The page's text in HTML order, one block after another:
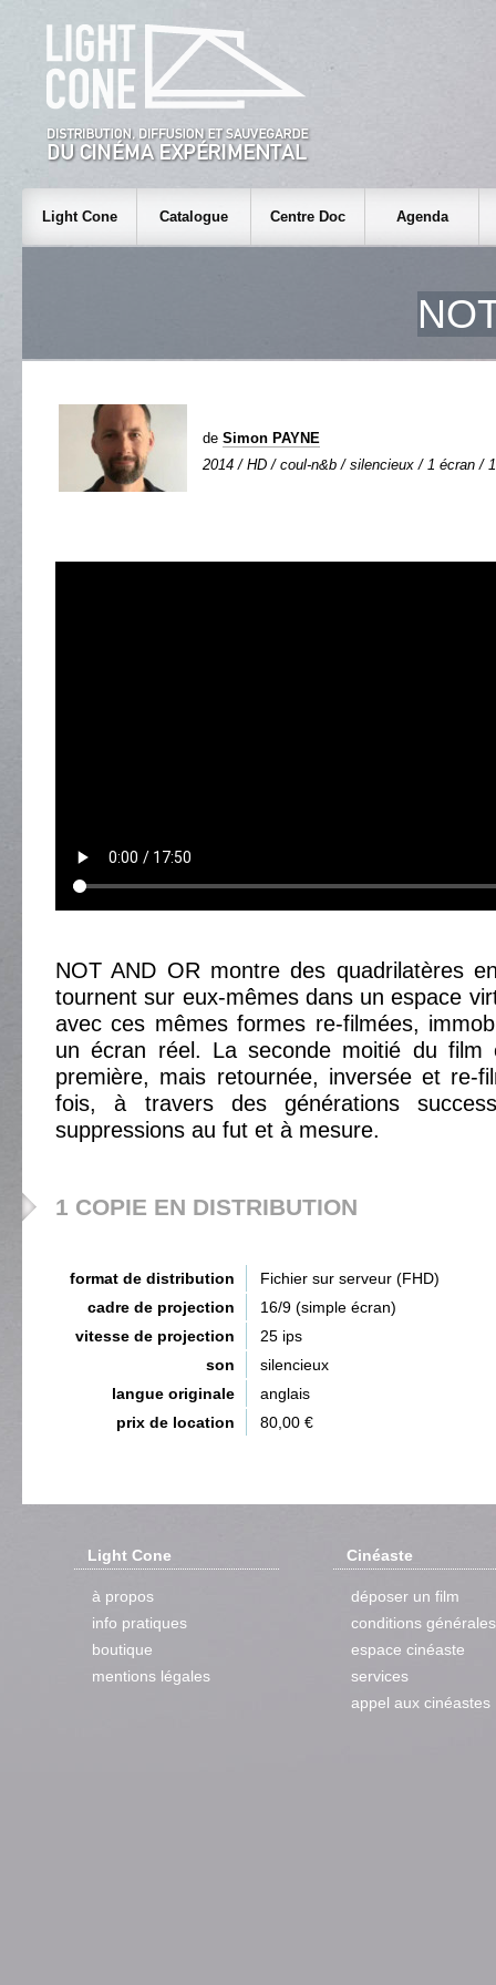
Light Cone Catalogue Centre Doc Agenda
de Simon PAYNE
2014 / HD / coul-n&b / silencieux / 1 écran /
NOT AND OR montre des quadrilatères
tournent sur eux-mêmes dans un espace
avec ces mêmes formes re-filmées,
un écran réel. La seconde moitié du film
première, mais retournée, inversée et re-
fois, à travers des générations
suppressions au fut et à mesure.
1 COPIE EN DISTRIBUTION
format de distribution
Fichier sur serveur (FHD)
cadre de projection
16/9 (simple écran)
vitesse de projection
25 ips
son
silencieux
langue originale
anglais
prix de location
80,00 €
Light Cone
à propos
info pratiques
boutique
mentions légales
Cinéaste
déposer un film
conditions générales
espace cinéaste
services
appel aux cinéastes